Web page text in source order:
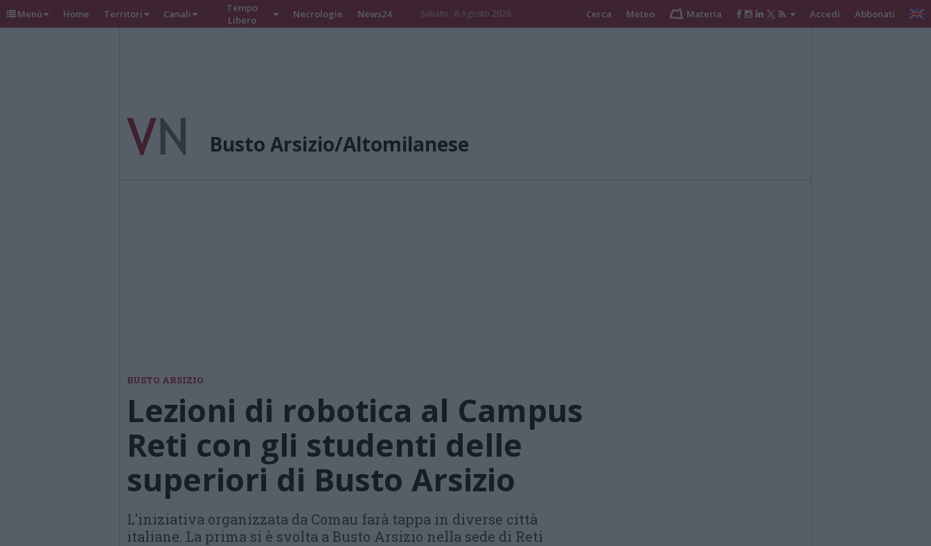
Menù Home Territori Canali
Tempo
Libero
Necrologie News24 Sabato , 8 Agosto 2026 Cerca Meteo Materia Accedi Abbonati
Busto Arsizio/Altomilanese
BUSTO ARSIZIO
Lezioni di robotica al Campus
Reti con gli studenti delle
superiori di Busto Arsizio
L'iniziativa organizzata da Comau farà tappa in diverse città
italiane. La prima si è svolta a Busto Arsizio nella sede di Reti